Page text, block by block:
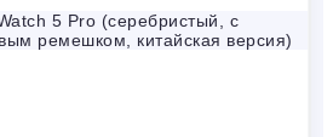
5 Pro (серебристый, с
ремешком, китайская версия)